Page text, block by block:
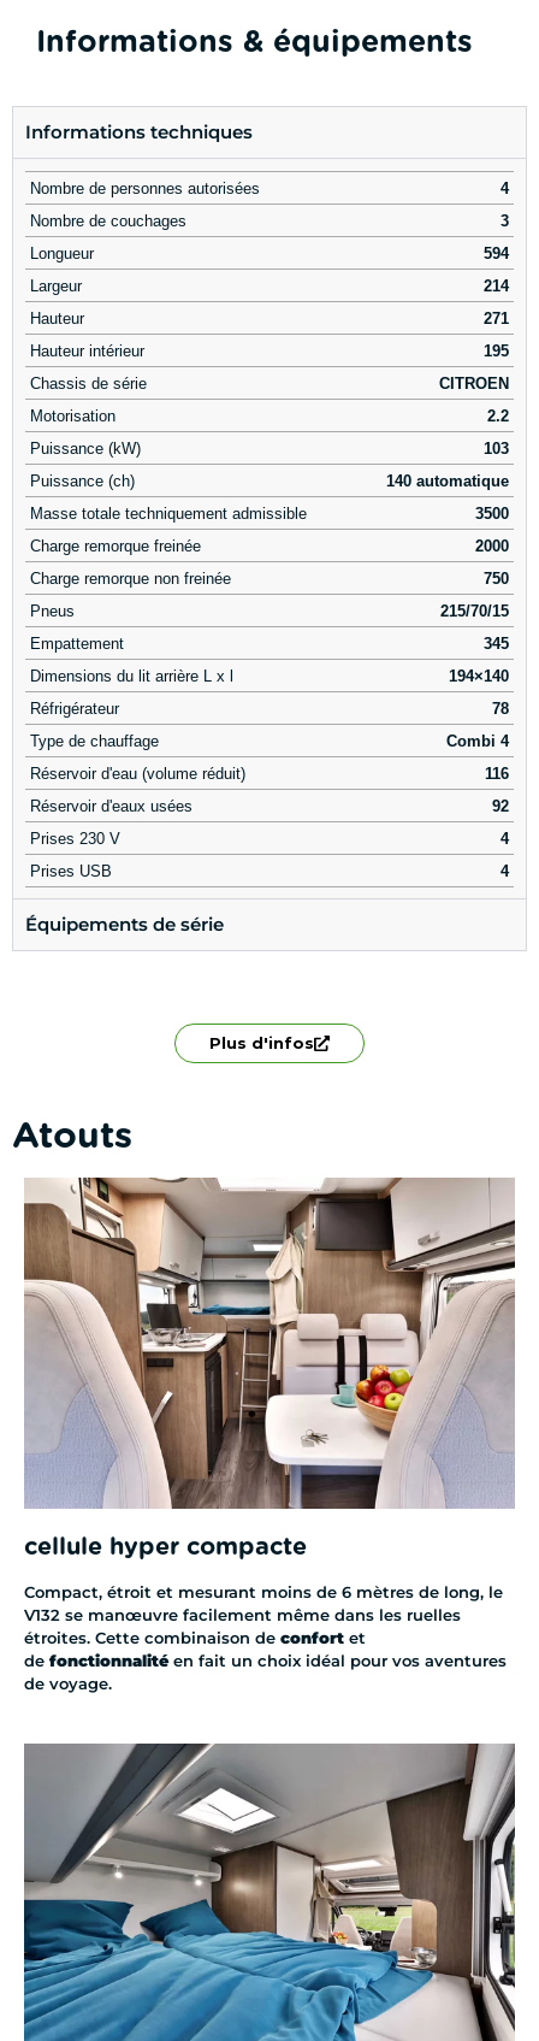
Informations & équipements
Informations techniques
Nombre de personnes autorisées
4
Nombre de couchages
3
Longueur
594
Largeur
214
Hauteur
271
Hauteur intérieur
195
Chassis de série
CITROEN
Motorisation
2.2
Puissance (kW)
103
Puissance (ch)
140 automatique
Masse totale techniquement admissible
3500
Charge remorque freinée
2000
Charge remorque non freinée
750
Pneus
215/70/15
Empattement
345
Dimensions du lit arrière L x l
194×140
Réfrigérateur
78
Type de chauffage
Combi 4
Réservoir d'eau (volume réduit)
116
Réservoir d'eaux usées
92
Prises 230 V
4
Prises USB
4
Équipements de série
Plus d'infos
Atouts
cellule hyper compacte
Compact, étroit et mesurant moins de 6 mètres de long, le
V132 se manœuvre facilement même dans les ruelles
étroites. Cette combinaison de confort et
de fonctionnalitéen fait un choix idéal pour vos aventures
de voyage.